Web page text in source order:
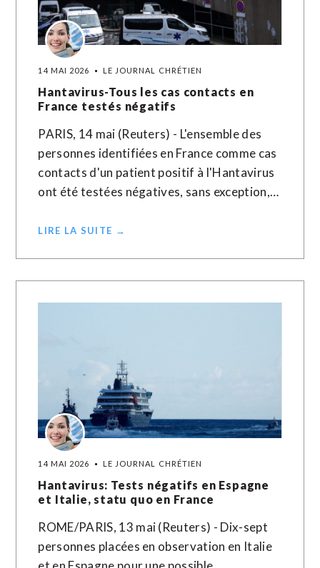
14 MAI 2026 LE JOURNAL CHRÉTIEN
Hantavirus-Tous les cas contacts en
France testés négatifs
PARIS, 14 mai (Reuters) - L'ensemble des
personnes identifiées en France comme cas
contacts d'un patient positif à l'Hantavirus
ont été testées négatives, sans exception,…
LIRE LA SUITE →
14 MAI 2026 LE JOURNAL CHRÉTIEN
Hantavirus: Tests négatifs en Espagne
et Italie, statu quo en France
ROME/PARIS, 13 mai (Reuters) - Dix-sept
personnes placées en observation en Italie